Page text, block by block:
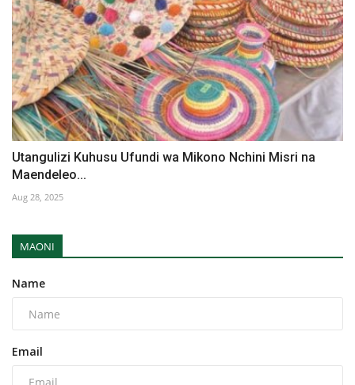
Utangulizi Kuhusu Ufundi wa Mikono Nchini Misri na
Maendeleo...
Aug 28, 2025
MAONI
Name
Email